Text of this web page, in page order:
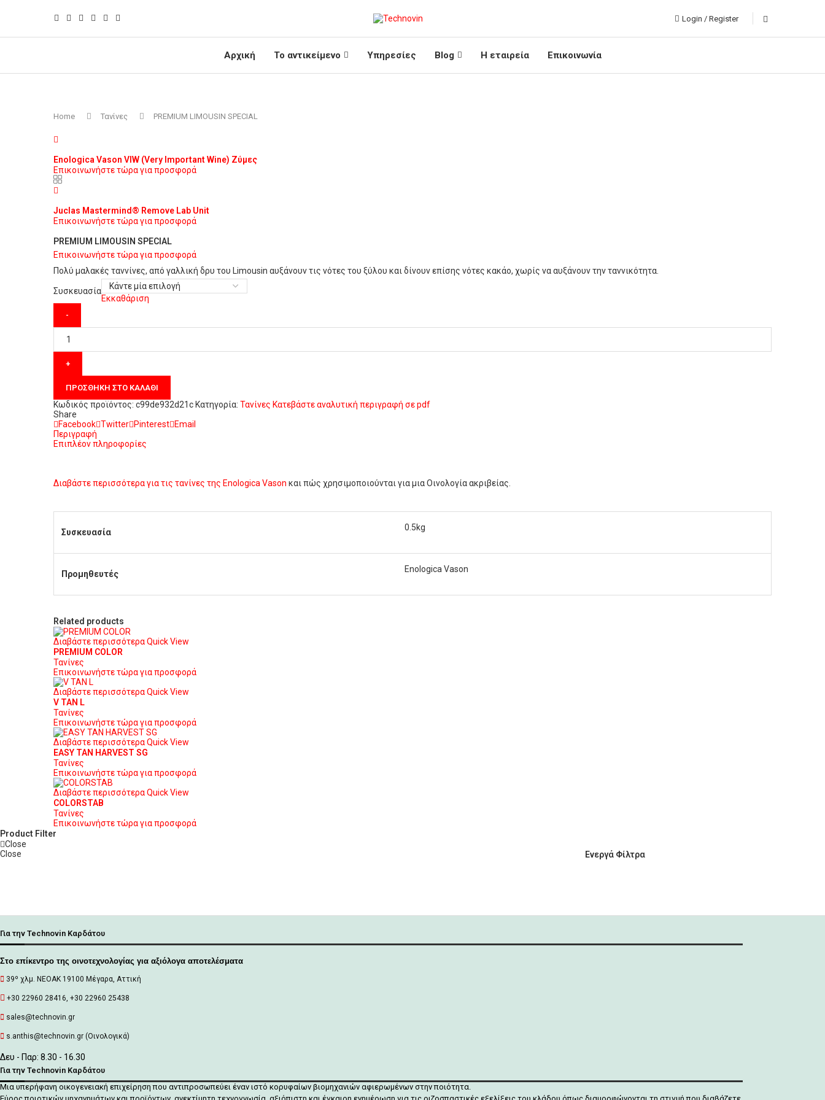
Login / Register
Αρχική Το αντικείμενο Υπηρεσίες Blog Η εταιρεία Επικοινωνία
Home Τανίνες PREMIUM LIMOUSIN SPECIAL
Enologica Vason VIW (Very Important Wine) Ζύμες
Επικοινωνήστε τώρα για προσφορά
Juclas Mastermind® Remove Lab Unit
Επικοινωνήστε τώρα για προσφορά
PREMIUM LIMOUSIN SPECIAL
Επικοινωνήστε τώρα για προσφορά
Πολύ μαλακές ταννίνες, από γαλλική δρυ του Limousin αυξάνουν τις νότες του ξύλου και δίνουν επίσης νότες κακάο, χωρίς να αυξάνουν την ταννικότητα.
Συσκευασία
Εκκαθάριση
SPECIAL
ΠΡΟΣΘΉΚΗ ΣΤΟ ΚΑΛΆΘΙ
Κωδικός προϊόντος: c99de932d21c Κατηγορία: Τανίνες Κατεβάστε αναλυτική περιγραφή σε pdf
Share
Facebook Twitter Pinterest
Email
Περιγραφή
Επιπλέον πληροφορίες
Διαβάστε περισσότερα για τις τανίνες της Enologica Vason και πώς χρησιμοποιούνται για μια Οινολογία ακριβείας.
Συσκευασία 0.5kg
Προμηθευτές Enologica Vason
Related products
Διαβάστε περισσότεραQuick View
PREMIUM COLOR
Τανίνες
Επικοινωνήστε τώρα για προσφορά
Διαβάστε περισσότεραQuick View
V TAN L
Τανίνες
Επικοινωνήστε τώρα για προσφορά
Διαβάστε περισσότεραQuick View
EASY TAN HARVEST SG
Τανίνες
Επικοινωνήστε τώρα για προσφορά
Διαβάστε περισσότεραQuick View
COLORSTAB
Τανίνες
Επικοινωνήστε τώρα για προσφορά
Product Filter
Close
Ενεργά Φίλτρα
Close
Για την Technovin Καρδάτου
Στο επίκεντρο της οινοτεχνολογίας για αξιόλογα αποτελέσματα
39º χλμ. ΝΕΟΑΚ 19100 Mέγαρα, Αττική
+30 22960 28416, +30 22960 25438
sales@technovin.gr
s.anthis@technovin.gr (Οινολογικά)
Δευ - Παρ: 8.30 - 16.30
Για την Technovin Καρδάτου
Μια υπερήφανη οικογενειακή επιχείρηση που αντιπροσωπεύει έναν ιστό κορυφαίων βιομηχανιών αφιερωμένων στην ποιότητα.